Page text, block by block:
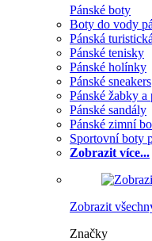
Pánské boty
Boty do vody
Pánská
Pánské tenisky
Pánské holínky
Pánské sneakers
Pánské žabky a
Pánské sandály
Pánské zimní
Sportovní boty
Zobrazit více...
Zobrazit
Značky